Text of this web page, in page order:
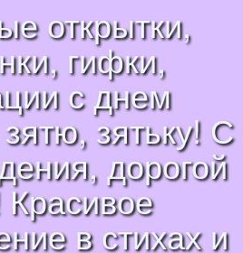
открытки,
гифки,
с днем
зятьку! С
дорогой
Красивое
в стихах и